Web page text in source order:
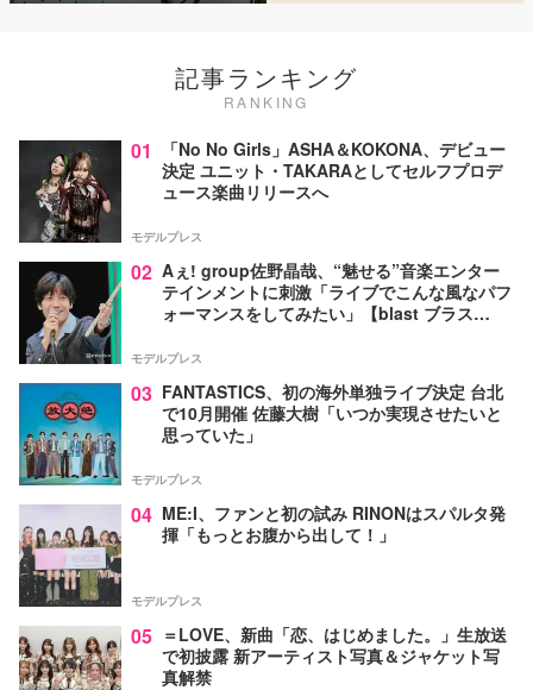
記事ランキング
RANKING
01
「No No Girls」ASHA＆KOKONA、デビュー
決定 ユニット・TAKARAとしてセルフプロデ
ュース楽曲リリースへ
モデルプレス
02 Aぇ! group佐野晶哉、“魅せる”音楽エンター
テインメントに刺激「ライブでこんな風なパフ
ォーマンスをしてみたい」【blast ブラス
モデルプレス
03 FANTASTICS、初の海外単独ライブ決定 台北
で10月開催 佐藤大樹「いつか実現させたいと
思っていた」
モデルプレス
04 ME:I、ファンと初の試み RINONはスパルタ発
揮「もっとお腹から出して！」
モデルプレス
05 ＝LOVE、新曲「恋、はじめました。」生放送
で初披露 新アーティスト写真＆ジャケット写
真解禁